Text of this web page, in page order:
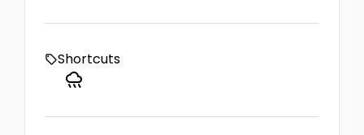
local_offerShortcuts
rainy